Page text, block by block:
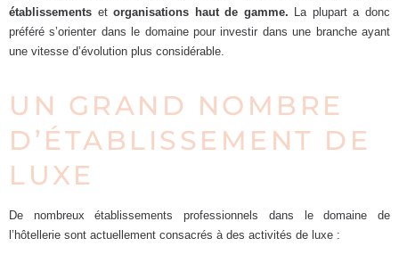
établissements etorganisations haut de gamme. La plupart a donc
préféré s’orienter dans le domaine pour investir dans une branche ayant
une vitesse d’évolution plus considérable.
UN GRAND NOMBRE
D’ÉTABLISSEMENT DE
LUXE
De nombreux établissements professionnels dans le domaine de
l’hôtellerie sont actuellement consacrés à des activités de luxe :